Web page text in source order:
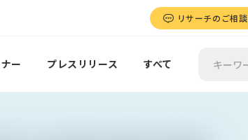
リサーチのご相談
ー プレスリリース すべて